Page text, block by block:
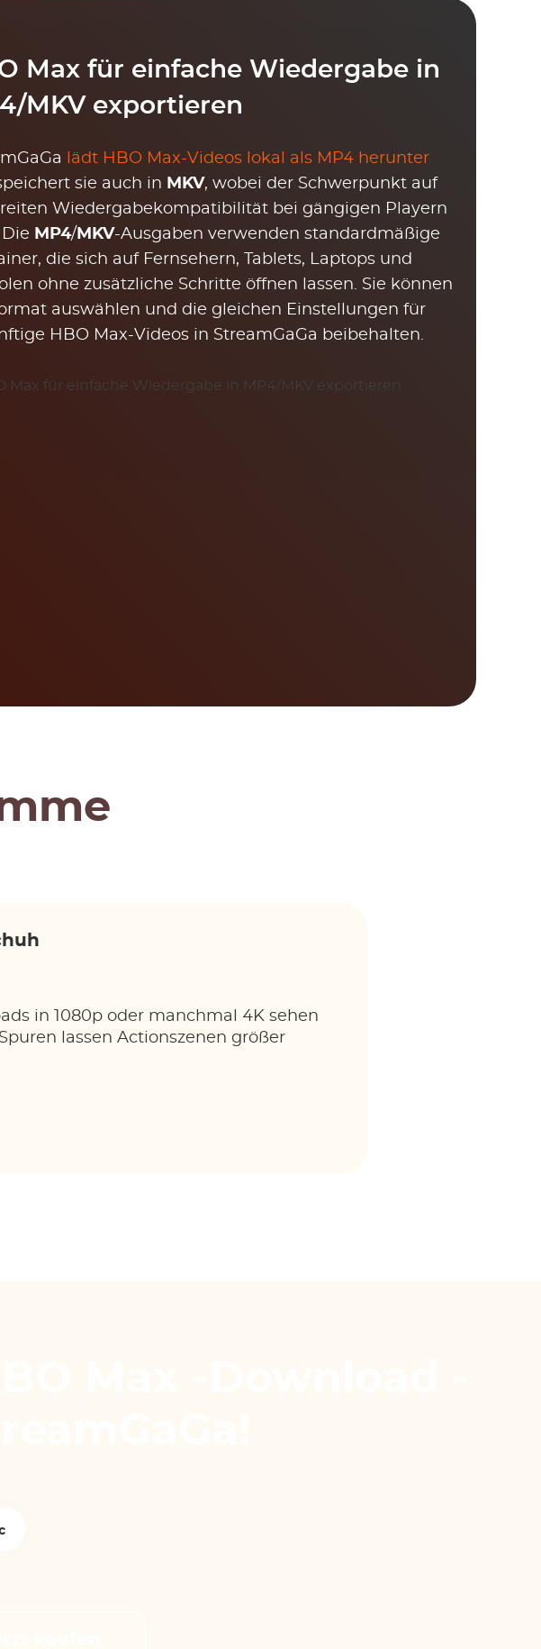
Max für einfache Wiedergabe in
MKV exportieren
lädt HBO Max-Videos lokal als MP4 herunter
sie auch in MKV, wobei der Schwerpunkt auf
Wiedergabekompatibilität bei gängigen Playern
Die MP4/ MKV-Ausgaben verwenden standardmäßige
die sich auf Fernsehern, Tablets, Laptops und
ohne zusätzliche Schritte öffnen lassen. Sie können
auswählen und die gleichen Einstellungen für
HBO Max-Videos in StreamGaGa beibehalten.
in 1080p oder manchmal 4K sehen
lassen Actionszenen größer